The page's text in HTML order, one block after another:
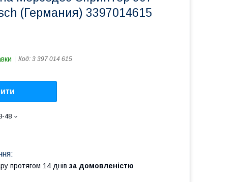
(Германия) 3397014615
Код: 3 397 014 615
48
протягом 14 днів за домовленістю